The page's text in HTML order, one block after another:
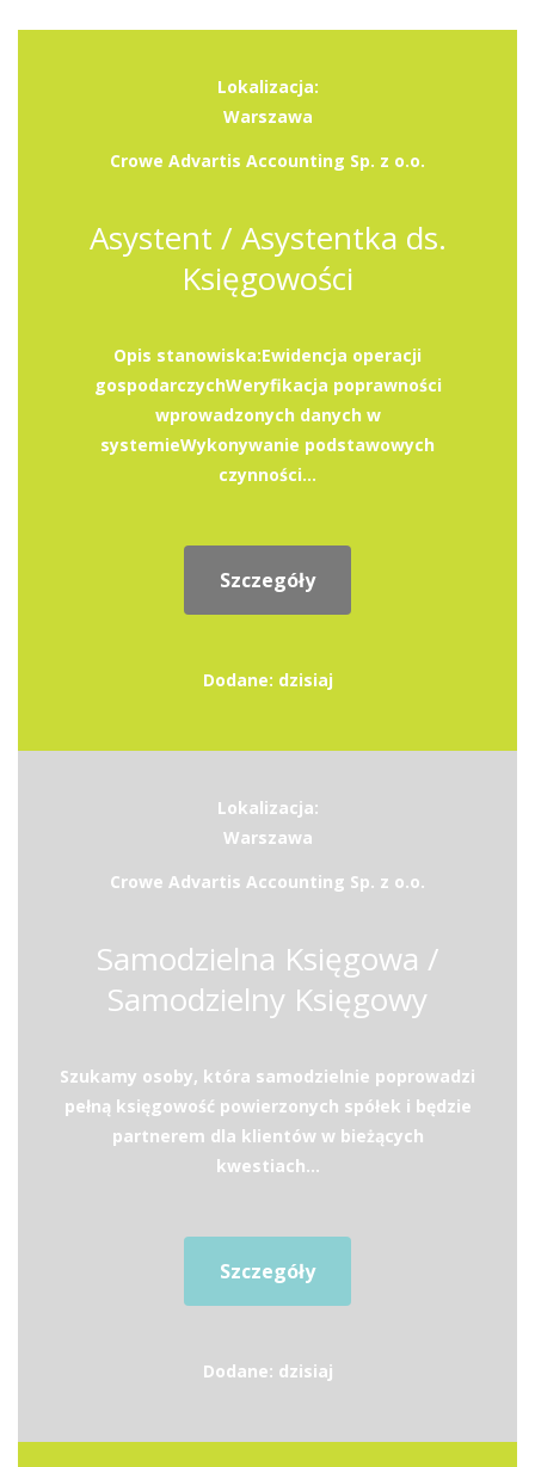
Lokalizacja:
Warszawa
Crowe Advartis Accounting Sp. z o.o.
Asystent / Asystentka ds.
Księgowości
Opis stanowiska:Ewidencja operacji
gospodarczychWeryfikacja poprawności
wprowadzonych danych w
systemieWykonywanie podstawowych
czynności...
Szczegóły
Dodane: dzisiaj
Lokalizacja:
Warszawa
Crowe Advartis Accounting Sp. z o.o.
Samodzielna Księgowa /
Samodzielny Księgowy
Szukamy osoby, która samodzielnie poprowadzi
pełną księgowość powierzonych spółek i będzie
partnerem dla klientów w bieżących
kwestiach...
Szczegóły
Dodane: dzisiaj